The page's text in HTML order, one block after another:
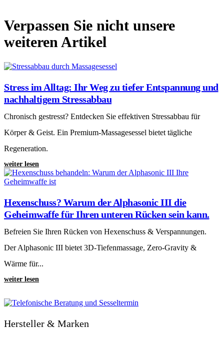
Verpassen Sie nicht unsere
weiteren Artikel
Stress im Alltag: Ihr Weg zu tiefer Entspannung und
nachhaltigem Stressabbau
Chronisch gestresst? Entdecken Sie effektiven Stressabbau für
Körper & Geist. Ein Premium-Massagesessel bietet tägliche
Regeneration.
weiter lesen
Hexenschuss? Warum der Alphasonic III die
Geheimwaffe für Ihren unteren Rücken sein kann.
Befreien Sie Ihren Rücken von Hexenschuss & Verspannungen.
Der Alphasonic III bietet 3D-Tiefenmassage, Zero-Gravity &
Wärme für...
weiter lesen
Hersteller & Marken